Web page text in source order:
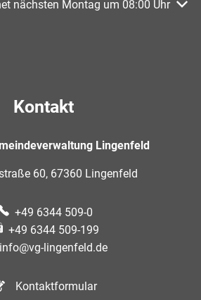
oder Schließzeiten
nächsten Montag um 08:00 Uhr
Kontakt
Lingenfeld
60, 67360 Lingenfeld
+49 6344 509-0
+49 6344 509-199
info@vg-lingenfeld.de
Kontaktformular